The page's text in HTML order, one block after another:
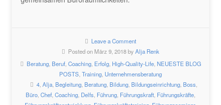
Leave a Comment
Posted on März 9, 2018 byAlja Renk
Beratung, Beruf, Coaching, Erfolg, High-Quality-Life, NEUESTE BLOG
POSTS Training Unternehmensberatung
4, Alja, Begleitung, Beratung, Bildung, Bildungseinrichtung, Boss,
Büro Chef Coaching Delfs Führung Führungskraft Führungskräfte